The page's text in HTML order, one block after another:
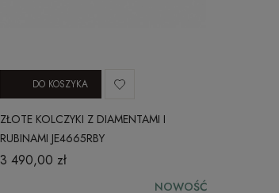
ZŁOTE KOLCZYKI Z DIAMENTAMI I
RUBINAMI JE4665RBY
3 490,00 zł
DO KOSZYKA
NOWOŚĆ